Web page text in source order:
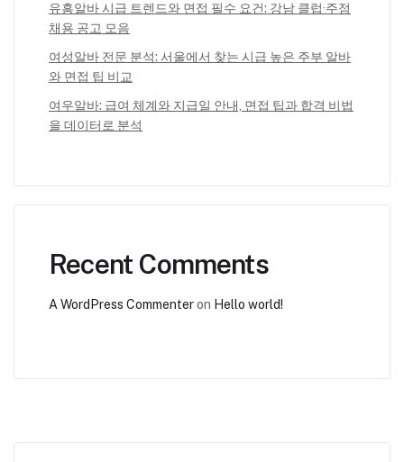
유흥알바 시급 트렌드와 면접 필수 요건: 강남 클럽·주점
채용 공고 모음
여성알바 전문 분석: 서울에서 찾는 시급 높은 주부 알바
와 면접 팁 비교
여우알바: 급여 체계와 지급일 안내, 면접 팁과 합격 비법
을 데이터로 분석
Recent Comments
A WordPress Commenteron Hello world!